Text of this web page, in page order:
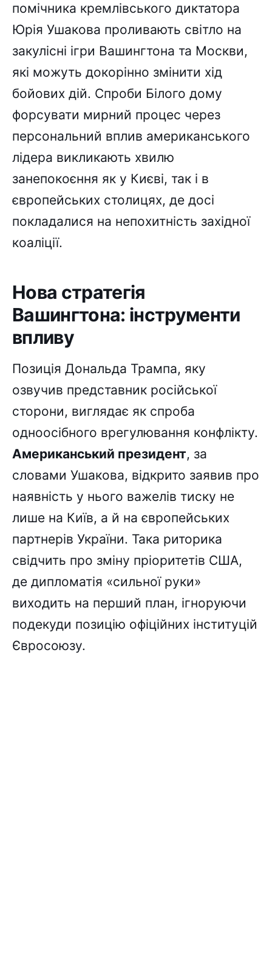
помічника кремлівського диктатора
Юрія Ушакова проливають світло на
закулісні ігри Вашингтона та Москви,
які можуть докорінно змінити хід
бойових дій. Спроби Білого дому
форсувати мирний процес через
персональний вплив американського
лідера викликають хвилю
занепокоєння як у Києві, так і в
європейських столицях, де досі
покладалися на непохитність західної
коаліції.
Нова стратегія
Вашингтона: інструменти
впливу
Позиція Дональда Трампа, яку
озвучив представник російської
сторони, виглядає як спроба
одноосібного врегулювання конфлікту.
Американський президент, за
словами Ушакова, відкрито заявив про
наявність у нього важелів тиску не
лише на Київ, а й на європейських
партнерів України. Така риторика
свідчить про зміну пріоритетів США,
де дипломатія «сильної руки»
виходить на перший план, ігноруючи
подекуди позицію офіційних інституцій
Євросоюзу.